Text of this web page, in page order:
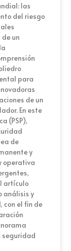
las
del riesgo
un
para
de un
En este
(PSP),
de
y
operativa
artículo
análisis y
con el fin de
seguridad